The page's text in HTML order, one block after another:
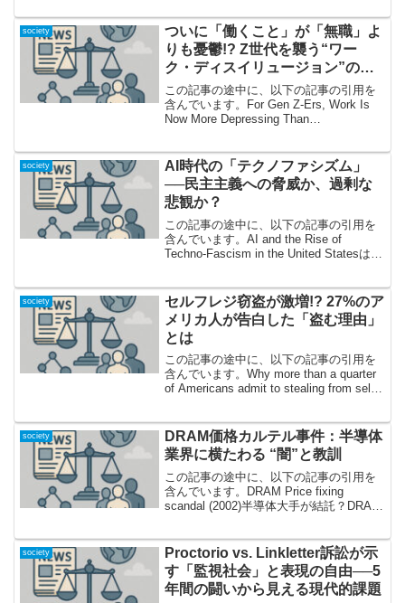
society
ついに「働くこと」が「無職」よ
りも憂鬱!? Z世代を襲う“ワー
ク・ディスイリュージョン”の正
体とは
この記事の途中に、以下の記事の引用を
含んでいます。For Gen Z-Ers, Work Is
Now More Depressing Than
も若者の...
society
AI時代の「テクノファシズム」
──民主主義への脅威か、過剰な
悲観か？
この記事の途中に、以下の記事の引用を
含んでいます。AI and the Rise of
Techno-Fascism in the United Statesはじ
て...
society
セルフレジ窃盗が激増!? 27%のア
メリカ人が告白した「盗む理由」
とは
この記事の途中に、以下の記事の引用を
含んでいます。Why more than a quarter
of Americans admit to stealing from self-
society
DRAM価格カルテル事件：半導体
業界に横たわる “闇”と教訓
この記事の途中に、以下の記事の引用を
含んでいます。DRAM Price fixing
scandal (2002)半導体大手が結託？DRAM
ソコンやスマートフォンなど...
society
Proctorio vs. Linkletter訴訟が示
す「監視社会」と表現の自由──5
年間の闘いから見える現代的課題